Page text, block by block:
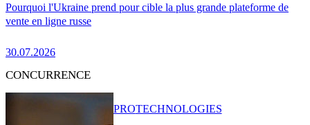
Pourquoi l'Ukraine prend pour cible la plus grande plateforme de
vente en ligne russe
30.07.2026
CONCURRENCE
PROTECHNOLOGIES